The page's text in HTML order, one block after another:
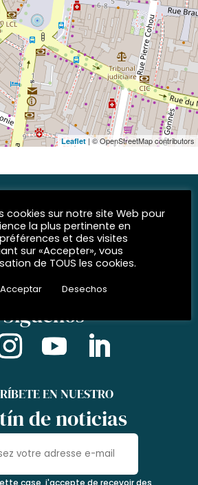
Leaflet | © OpenStreetMap contributors
REDES SOCIALES
Siguenos
EN NUESTRO
de noticias
case, j'accepte de recevoir des
cookies sur notre site Web pour
la plus pertinente en
et des visites
sur «Accepter», vous
de TOUS les cookies.
Acceptar Desechos